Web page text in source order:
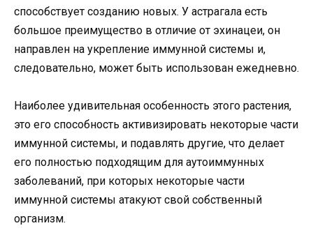
способствует созданию новых. У астрагала есть
большое преимущество в отличие от эхинацеи, он
направлен на укрепление иммунной системы и,
следовательно, может быть использован ежедневно.
Наиболее удивительная особенность этого растения,
это его способность активизировать некоторые части
иммунной системы, и подавлять другие, что делает
его полностью подходящим для аутоиммунных
заболеваний, при которых некоторые части
иммунной системы атакуют свой собственный
организм.